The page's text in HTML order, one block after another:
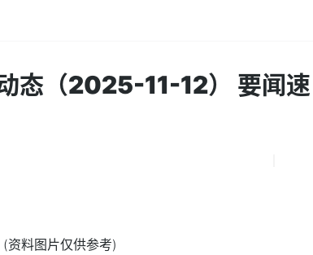
态（2025-11-12） 要闻速
(资料图片仅供参考)